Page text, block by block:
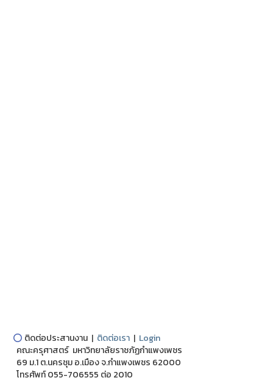
⭕ ติดต่อประสานงาน | ติดต่อเรา | Login
คณะครุศาสตร์ มหาวิทยาลัยราชภัฏกำแพงเพชร
69 ม.1 ต.นครชุม อ.เมือง จ.กำแพงเพชร 62000
โทรศัพท์ 055-706555 ต่อ 2010